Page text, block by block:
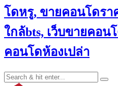
โดหรู, ขายคอนโดร
ใกล้bts, เว็บขายคอน
คอนโดห้องเปล่า